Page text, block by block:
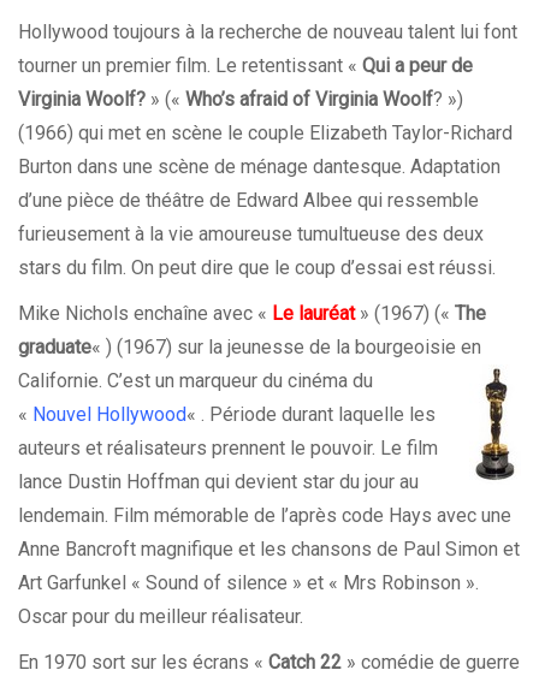
Hollywood toujours à la recherche de nouveau talent lui font
tourner un premier film. Le retentissant « Qui a peur de
Virginia Woolf? » (« Who’s afraid of Virginia Woolf? »)
(1966) qui met en scène le couple Elizabeth Taylor-Richard
Burton dans une scène de ménage dantesque. Adaptation
d’une pièce de théâtre de Edward Albee qui ressemble
furieusement à la vie amoureuse tumultueuse des deux
stars du film. On peut dire que le coup d’essai est réussi.
Mike Nichols enchaîne avec « Le lauréat» (1967) (« The
graduate« ) (1967) sur la jeunesse de la bourgeoisie en
Californie. C’est un marqueur du cinéma du
« Nouvel Hollywood« . Période durant laquelle les
auteurs et réalisateurs prennent le pouvoir. Le film
lance Dustin Hoffman qui devient star du jour au
lendemain. Film mémorable de l’après code Hays avec une
Anne Bancroft magnifique et les chansons de Paul Simon et
Art Garfunkel « Sound of silence » et « Mrs Robinson ».
Oscar pour du meilleur réalisateur.
En 1970 sort sur les écrans « Catch 22 » comédie de guerre